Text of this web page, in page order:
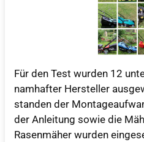
Für den Test wurden 12
namhafter Hersteller
standen der
der Anleitung sowie die
Rasenmäher wurden